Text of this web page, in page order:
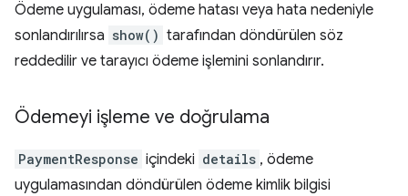
Ödeme uygulaması, ödeme hatası veya hata nedeniyle
sonlandırılırsa show() tarafından döndürülen söz
reddedilir ve tarayıcı ödeme işlemini sonlandırır.
Ödemeyi işleme ve doğrulama
PaymentResponse içindeki details , ödeme
uygulamasından döndürülen ödeme kimlik bilgisi